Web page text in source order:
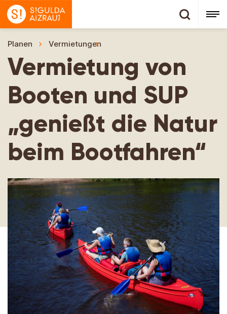
Planen Vermietungen
Vermietung von
Booten und SUP
„genießt die Natur
beim Bootfahren“